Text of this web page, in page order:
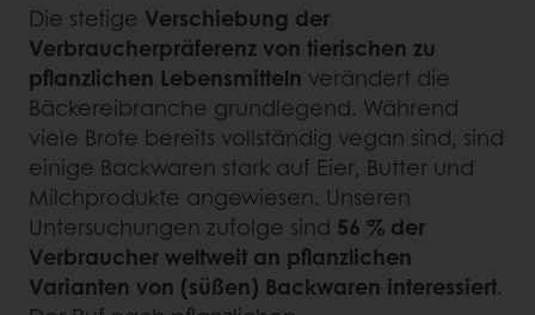
Die stetige Verschiebung der
Verbraucherpräferenz von tierischen zu
pflanzlichen Lebensmitteln verändert die
Bäckereibranche grundlegend. Während
viele Brote bereits vollständig vegan sind, sind
einige Backwaren stark auf Eier, Butter und
Milchprodukte angewiesen. Unseren
Untersuchungen zufolge sind 56 % der
Verbraucher weltweit an pflanzlichen
Varianten von (süßen) Backwaren interessiert.